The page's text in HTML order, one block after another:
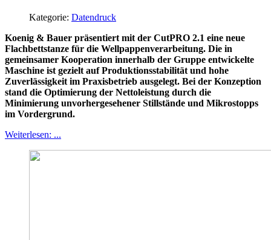
Kategorie: Datendruck
Koenig & Bauer präsentiert mit der CutPRO 2.1 eine neue
Flachbettstanze für die Wellpappenverarbeitung. Die in
gemeinsamer Kooperation innerhalb der Gruppe entwickelte
Maschine ist gezielt auf Produktionsstabilität und hohe
Zuverlässigkeit im Praxisbetrieb ausgelegt. Bei der Konzeption
stand die Optimierung der Nettoleistung durch die
Minimierung unvorhergesehener Stillstände und Mikrostopps
im Vordergrund.
Weiterlesen: ...